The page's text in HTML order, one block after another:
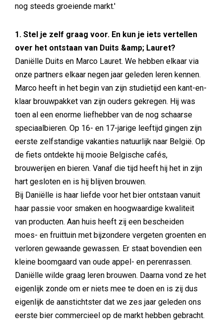
nog steeds groeiende markt.'
1. Stel je zelf graag voor. En kun je iets vertellen
over het ontstaan van Duits &amp; Lauret?
Daniëlle Duits en Marco Lauret. We hebben elkaar via
onze partners elkaar negen jaar geleden leren kennen.
Marco heeft in het begin van zijn studietijd een kant-en-
klaar brouwpakket van zijn ouders gekregen. Hij was
toen al een enorme liefhebber van de nog schaarse
speciaalbieren. Op 16- en 17-jarige leeftijd gingen zijn
eerste zelfstandige vakanties natuurlijk naar België. Op
de fiets ontdekte hij mooie Belgische cafés,
brouwerijen en bieren. Vanaf die tijd heeft hij het in zijn
hart gesloten en is hij blijven brouwen.
Bij Daniëlle is haar liefde voor het bier ontstaan vanuit
haar passie voor smaken en hoogwaardige kwaliteit
van producten. Aan huis heeft zij een bescheiden
moes- en fruittuin met bijzondere vergeten groenten en
verloren gewaande gewassen. Er staat bovendien een
kleine boomgaard van oude appel- en perenrassen.
Daniëlle wilde graag leren brouwen. Daarna vond ze het
eigenlijk zonde om er niets mee te doen en is zij dus
eigenlijk de aanstichtster dat we zes jaar geleden ons
eerste bier commercieel op de markt hebben gebracht.